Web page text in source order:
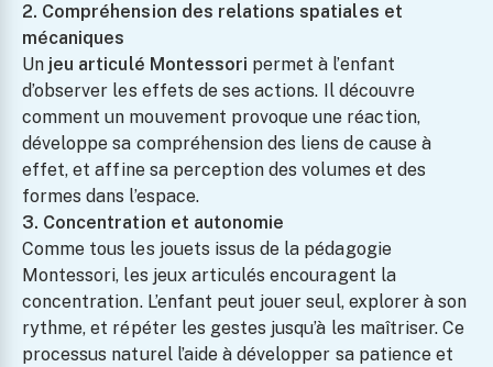
Couteau Montessori
Pour Enfants :
Sécurité Et
Apprentissage
Culinaire
27.99
Cadre Pour Dessins
Et Peintures
D’Enfants – Jusqu’à
150 Œuvres A4 À
Conserver
27.99
2. Compréhension des relations spatiales et
mécaniques
Un jeu articulé Montessori permet à l’enfant
d’observer les effets de ses actions. Il découvre
comment un mouvement provoque une réaction,
développe sa compréhension des liens de cause à
effet, et affine sa perception des volumes et des
formes dans l’espace.
3. Concentration et autonomie
Comme tous les jouets issus de la pédagogie
Montessori, les jeux articulés encouragent la
concentration. L’enfant peut jouer seul, explorer à son
rythme, et répéter les gestes jusqu’à les maîtriser. Ce
processus naturel l’aide à développer sa patience et